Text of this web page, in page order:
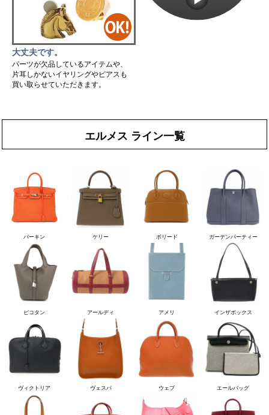
大丈夫です。
パーツが欠品しているアイテムや、
片耳しかないイヤリングやピアスも
買い取らせていただきます。
エルメス ライン一覧
バーキン ケリー ボリード ガーデンパーティー
ピコタン アールディ アメリ インザボックス
ヴィクトリア ヴェスパ ウェブ エールバッグ